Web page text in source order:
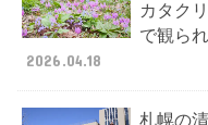
カタク
で観ら
2026.04.18
札幌の